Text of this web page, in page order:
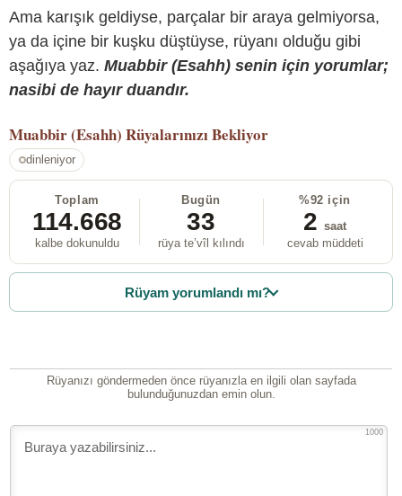
Ama karışık geldiyse, parçalar bir araya gelmiyorsa,
ya da içine bir kuşku düştüyse, rüyanı olduğu gibi
aşağıya yaz. Muabbir (Esahh) senin için yorumlar;
nasibi de hayır duandır.
Muabbir (Esahh) Rüyalarınızı Bekliyor
dinleniyor
Toplam
114.668
kalbe dokunuldu
Bugün
33
rüya te’vîl kılındı
%92 için
2 saat
cevab müddeti
Rüyam yorumlandı mı?
Rüyanızı göndermeden önce rüyanızla en ilgili olan sayfada
bulunduğunuzdan emin olun.
1000